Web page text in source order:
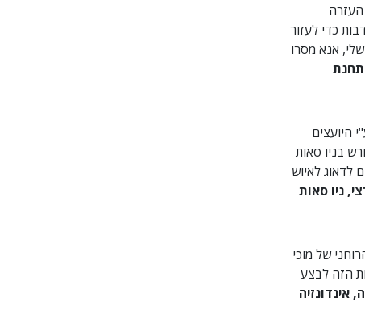
העזרה
כדי לעזור
אנא מסרו
היועצים
בניו סאות
לדאוג לאיוש
ניו סאות
של מוכי
הזה לבצע